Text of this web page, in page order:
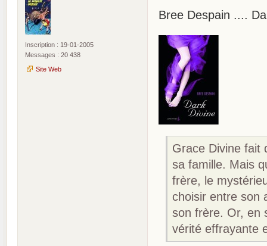
Inscription : 19-01-2005
Messages : 20 438
Site Web
Bree Despain ....
Grace Divine fait
sa famille. Mais
frère, le
choisir entre son
son frère. Or, en
vérité effrayante